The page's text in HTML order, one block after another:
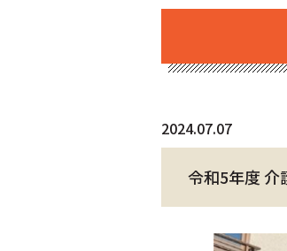
2024.07.07
令和5年度